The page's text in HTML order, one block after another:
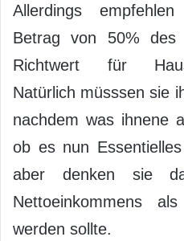
Allerdings
Betrag von 50% des
Richtwert für
Natürlich müsssen sie
nachdem was ihnene
ob es nun
aber denken sie
Nettoeinkommens
werden sollte.